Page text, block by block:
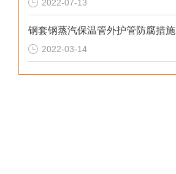
2022-07-13
钢套钢蒸汽保温管外护管防腐措施
2022-03-14